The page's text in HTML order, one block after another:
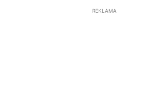
REKLAMA